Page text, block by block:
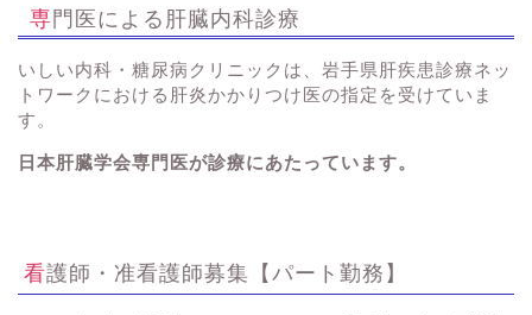
専門医による肝臓内科診療
いしい内科・糖尿病クリニックは、岩手県肝疾患診療ネッ
トワークにおける肝炎かかりつけ医の指定を受けていま
す。
日本肝臓学会専門医が診療にあたっています。
看護師・准看護師募集【パート勤務】